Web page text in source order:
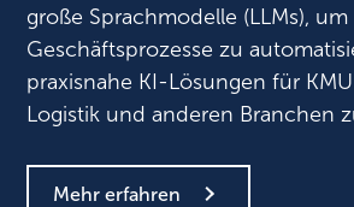
große Sprachmodelle (LLMs), um
Geschäftsprozesse zu
praxisnahe KI-Lösungen für
Logistik und anderen Branchen
Mehr erfahren